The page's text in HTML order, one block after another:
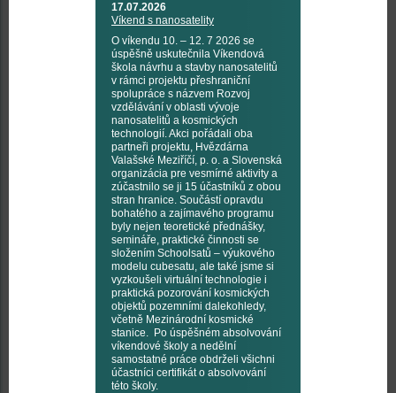
17.07.2026
Víkend s nanosatelity
O víkendu 10. – 12. 7 2026 se
úspěšně uskutečnila Víkendová
škola návrhu a stavby nanosatelitů
v rámci projektu přeshraniční
spolupráce s názvem Rozvoj
vzdělávání v oblasti vývoje
nanosatelitů a kosmických
technologií. Akci pořádali oba
partneři projektu, Hvězdárna
Valašské Meziříčí, p. o. a Slovenská
organizácia pre vesmírné aktivity a
zúčastnilo se ji 15 účastníků z obou
stran hranice. Součástí opravdu
bohatého a zajímavého programu
byly nejen teoretické přednášky,
semináře, praktické činnosti se
složením Schoolsatů – výukového
modelu cubesatu, ale také jsme si
vyzkoušeli virtuální technologie i
praktická pozorování kosmických
objektů pozemními dalekohledy,
včetně Mezinárodní kosmické
stanice. Po úspěšném absolvování
víkendové školy a nedělní
samostatné práce obdrželi všichni
účastníci certifikát o absolvování
této školy.